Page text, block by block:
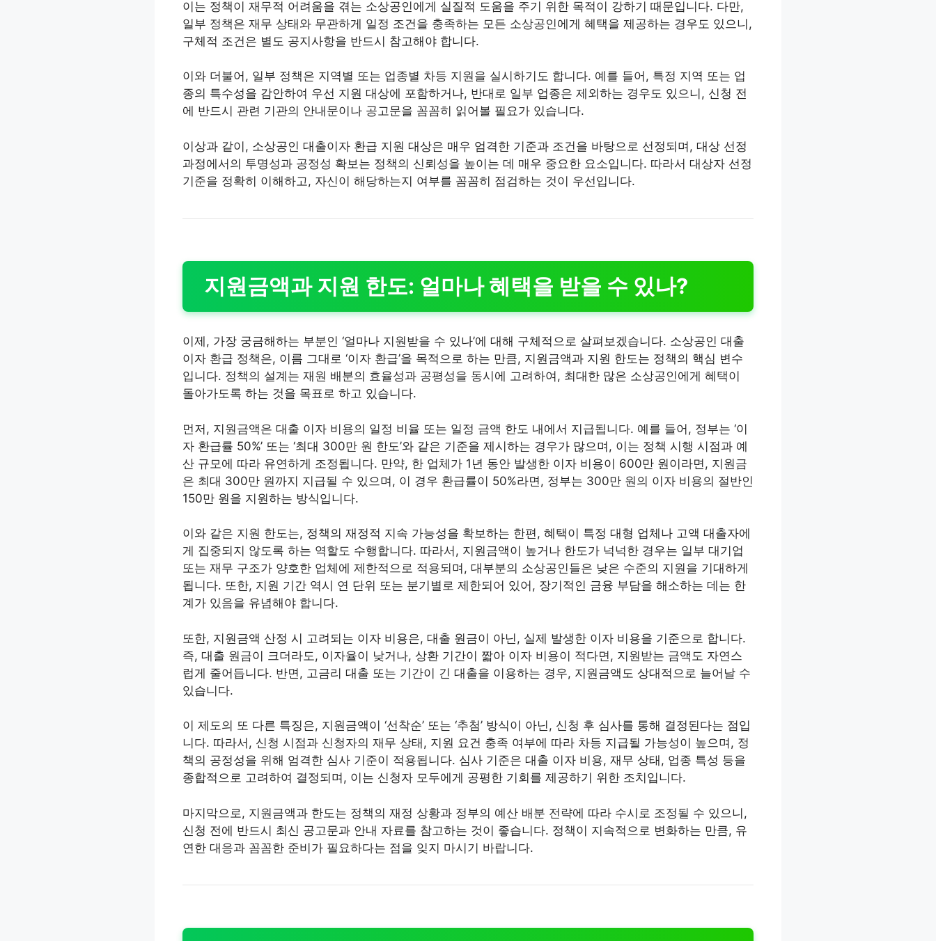
이는 정책이 재무적 어려움을 겪는 소상공인에게 실질적 도움을 주기 위한 목적이 강하기 때문입니다. 다만,
일부 정책은 재무 상태와 무관하게 일정 조건을 충족하는 모든 소상공인에게 혜택을 제공하는 경우도 있으니,
구체적 조건은 별도 공지사항을 반드시 참고해야 합니다.
이와 더불어, 일부 정책은 지역별 또는 업종별 차등 지원을 실시하기도 합니다. 예를 들어, 특정 지역 또는 업
종의 특수성을 감안하여 우선 지원 대상에 포함하거나, 반대로 일부 업종은 제외하는 경우도 있으니, 신청 전
에 반드시 관련 기관의 안내문이나 공고문을 꼼꼼히 읽어볼 필요가 있습니다.
이상과 같이, 소상공인 대출이자 환급 지원 대상은 매우 엄격한 기준과 조건을 바탕으로 선정되며, 대상 선정
과정에서의 투명성과 공정성 확보는 정책의 신뢰성을 높이는 데 매우 중요한 요소입니다. 따라서 대상자 선정
기준을 정확히 이해하고, 자신이 해당하는지 여부를 꼼꼼히 점검하는 것이 우선입니다.
지원금액과 지원 한도: 얼마나 혜택을 받을 수 있나?
이제, 가장 궁금해하는 부분인 ‘얼마나 지원받을 수 있나’에 대해 구체적으로 살펴보겠습니다. 소상공인 대출
이자 환급 정책은, 이름 그대로 ‘이자 환급’을 목적으로 하는 만큼, 지원금액과 지원 한도는 정책의 핵심 변수
입니다. 정책의 설계는 재원 배분의 효율성과 공평성을 동시에 고려하여, 최대한 많은 소상공인에게 혜택이
돌아가도록 하는 것을 목표로 하고 있습니다.
먼저, 지원금액은 대출 이자 비용의 일정 비율 또는 일정 금액 한도 내에서 지급됩니다. 예를 들어, 정부는 ‘이
자 환급률 50%’ 또는 ‘최대 300만 원 한도’와 같은 기준을 제시하는 경우가 많으며, 이는 정책 시행 시점과 예
산 규모에 따라 유연하게 조정됩니다. 만약, 한 업체가 1년 동안 발생한 이자 비용이 600만 원이라면, 지원금
은 최대 300만 원까지 지급될 수 있으며, 이 경우 환급률이 50%라면, 정부는 300만 원의 이자 비용의 절반인
150만 원을 지원하는 방식입니다.
이와 같은 지원 한도는, 정책의 재정적 지속 가능성을 확보하는 한편, 혜택이 특정 대형 업체나 고액 대출자에
게 집중되지 않도록 하는 역할도 수행합니다. 따라서, 지원금액이 높거나 한도가 넉넉한 경우는 일부 대기업
또는 재무 구조가 양호한 업체에 제한적으로 적용되며, 대부분의 소상공인들은 낮은 수준의 지원을 기대하게
됩니다. 또한, 지원 기간 역시 연 단위 또는 분기별로 제한되어 있어, 장기적인 금융 부담을 해소하는 데는 한
계가 있음을 유념해야 합니다.
또한, 지원금액 산정 시 고려되는 이자 비용은, 대출 원금이 아닌, 실제 발생한 이자 비용을 기준으로 합니다.
즉, 대출 원금이 크더라도, 이자율이 낮거나, 상환 기간이 짧아 이자 비용이 적다면, 지원받는 금액도 자연스
럽게 줄어듭니다. 반면, 고금리 대출 또는 기간이 긴 대출을 이용하는 경우, 지원금액도 상대적으로 늘어날 수
있습니다.
이 제도의 또 다른 특징은, 지원금액이 ‘선착순’ 또는 ‘추첨’ 방식이 아닌, 신청 후 심사를 통해 결정된다는 점입
니다. 따라서, 신청 시점과 신청자의 재무 상태, 지원 요건 충족 여부에 따라 차등 지급될 가능성이 높으며, 정
책의 공정성을 위해 엄격한 심사 기준이 적용됩니다. 심사 기준은 대출 이자 비용, 재무 상태, 업종 특성 등을
종합적으로 고려하여 결정되며, 이는 신청자 모두에게 공평한 기회를 제공하기 위한 조치입니다.
마지막으로, 지원금액과 한도는 정책의 재정 상황과 정부의 예산 배분 전략에 따라 수시로 조정될 수 있으니,
신청 전에 반드시 최신 공고문과 안내 자료를 참고하는 것이 좋습니다. 정책이 지속적으로 변화하는 만큼, 유
연한 대응과 꼼꼼한 준비가 필요하다는 점을 잊지 마시기 바랍니다.